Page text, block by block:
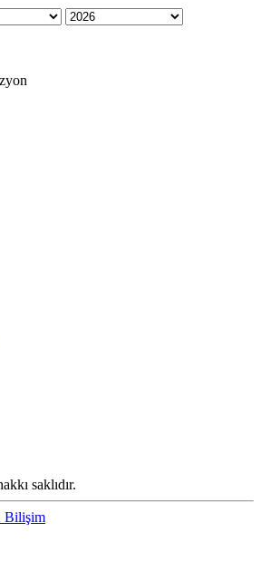
saklıdır.
Bilişim